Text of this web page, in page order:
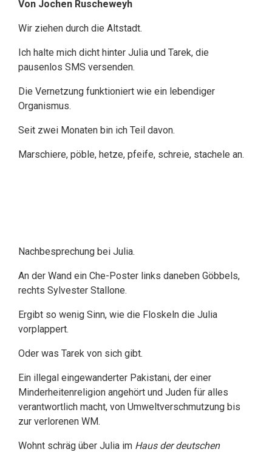
Von Jochen Ruscheweyh
Wir ziehen durch die Altstadt.
Ich halte mich dicht hinter Julia und Tarek, die
pausenlos SMS versenden.
Die Vernetzung funktioniert wie ein lebendiger
Organismus.
Seit zwei Monaten bin ich Teil davon.
Marschiere, pöble, hetze, pfeife, schreie, stachele an.
Nachbesprechung bei Julia.
An der Wand ein Che-Poster links daneben Göbbels,
rechts Sylvester Stallone.
Ergibt so wenig Sinn, wie die Floskeln die Julia
vorplappert.
Oder was Tarek von sich gibt.
Ein illegal eingewanderter Pakistani, der einer
Minderheitenreligion angehört und Juden für alles
verantwortlich macht, von Umweltverschmutzung bis
zur verlorenen WM.
Wohnt schräg über Julia im Haus der deutschen